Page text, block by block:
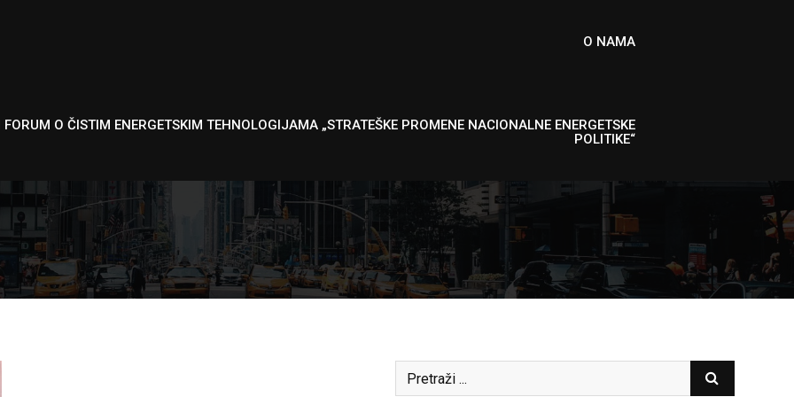
O NAMA
O ČISTIM ENERGETSKIM TEHNOLOGIJAMA „STRATEŠKE PROMENE NACIONALNE ENERGETSKE
POLITIKE“